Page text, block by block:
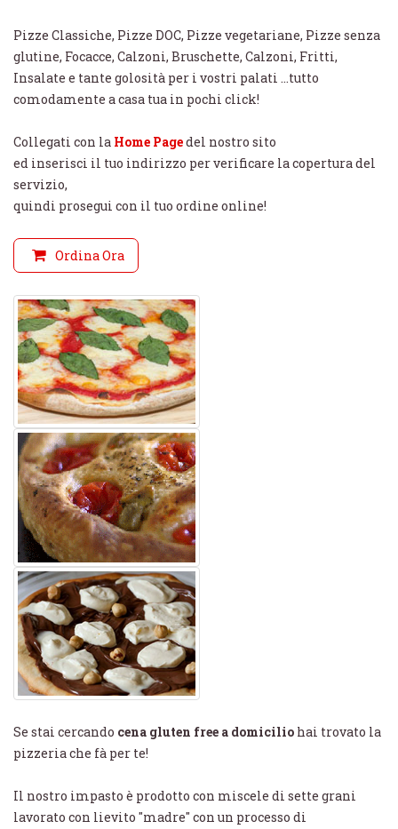
Pizze Classiche, Pizze DOC, Pizze vegetariane, Pizze senza
glutine, Focacce, Calzoni, Bruschette, Calzoni, Fritti,
Insalate e tante golosità per i vostri palati ...tutto
comodamente a casa tua in pochi click!
Collegati con la Home Pagedel nostro sito
ed inserisci il tuo indirizzo per verificare la copertura del
servizio,
quindi prosegui con il tuo ordine online!
Ordina Ora
Se stai cercando cena gluten free a domicilio hai trovato la
pizzeria che fà per te!
Il nostro impasto è prodotto con miscele di sette grani
lavorato con lievito "madre" con un processo di